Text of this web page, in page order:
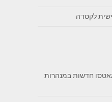
חדשות במנהרות